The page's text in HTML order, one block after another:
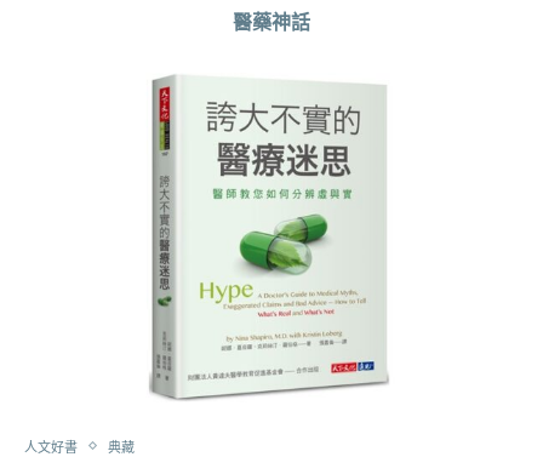
醫藥神話
人文好書 典藏